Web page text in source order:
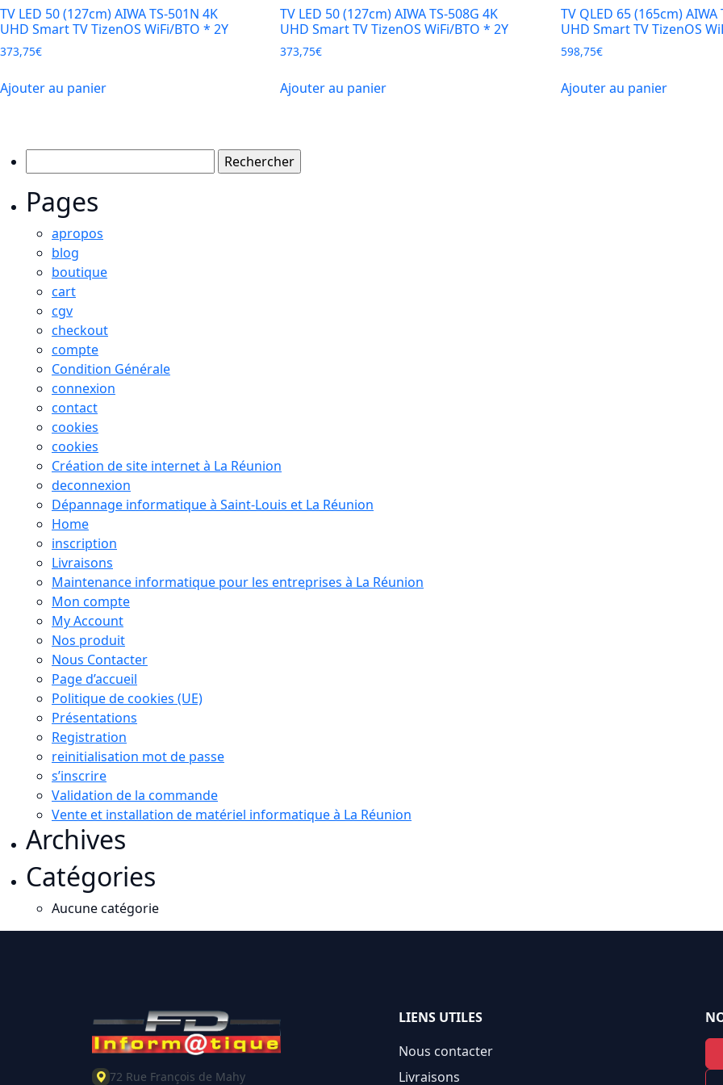
TV LED 50 (127cm) AIWA TS-501N 4K
UHD Smart TV TizenOS WiFi/BTO * 2Y
373,75€
Ajouter au panier
TV LED 50 (127cm) AIWA TS-508G 4K
UHD Smart TV TizenOS WiFi/BTO * 2Y
373,75€
Ajouter au panier
TV QLED 65 (165cm) AIWA
UHD Smart TV TizenOS
598,75€
Ajouter au panier
Pages
apropos
blog
boutique
cart
cgv
checkout
compte
Condition Générale
connexion
contact
cookies
cookies
Création de site internet à La Réunion
deconnexion
Dépannage informatique à Saint-Louis et La Réunion
Home
inscription
Livraisons
Maintenance informatique pour les entreprises à La Réunion
Mon compte
My Account
Nos produit
Nous Contacter
Page d’accueil
Politique de cookies (UE)
Présentations
Registration
reinitialisation mot de passe
s’inscrire
Validation de la commande
Vente et installation de matériel informatique à La Réunion
Archives
Catégories
Aucune catégorie
72 Rue François de Mahy
LIENS UTILES
Nous contacter
Livraisons